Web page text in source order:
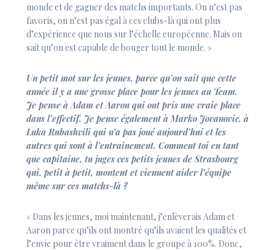
monde et de gagner des matchs importants. On n’est pas
favoris, on n’est pas égal à ces clubs-là qui ont plus
d’expérience que nous sur l’échelle européenne. Mais on
sait qu’on est capable de bouger tout le monde. »
Un petit mot sur les jeunes, parce qu’on sait que cette
année il y a une grosse place pour les jeunes au Team.
Je pense à Adam et Aaron qui ont pris une vraie place
dans l’effectif. Je pense également à Marko Jovanovic, à
Luka Rubashvili qui n’a pas joué aujourd’hui et les
autres qui sont à l’entraînement. Comment toi en tant
que capitaine, tu juges ces petits jeunes de Strasbourg
qui, petit à petit, montent et viennent aider l’équipe
même sur ces matchs-là ?
« Dans les jeunes, moi maintenant, j’enlèverais Adam et
Aaron parce qu’ils ont montré qu’ils avaient les qualités et
l’envie pour être vraiment dans le groupe à 100%. Donc,